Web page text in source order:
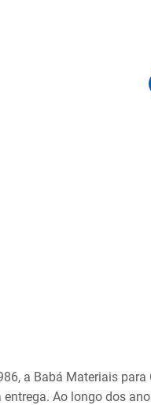
a Babá Materiais
Ao longo dos